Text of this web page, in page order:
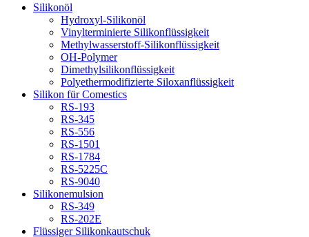
Silikonöl
Hydroxyl-Silikonöl
Vinylterminierte Silikonflüssigkeit
Methylwasserstoff-Silikonflüssigkeit
OH-Polymer
Dimethylsilikonflüssigkeit
Polyethermodifizierte Siloxanflüssigkeit
Silikon für Comestics
RS-193
RS-345
RS-556
RS-1501
RS-1784
RS-5225C
RS-9040
Silikonemulsion
RS-349
RS-202E
Flüssiger Silikonkautschuk